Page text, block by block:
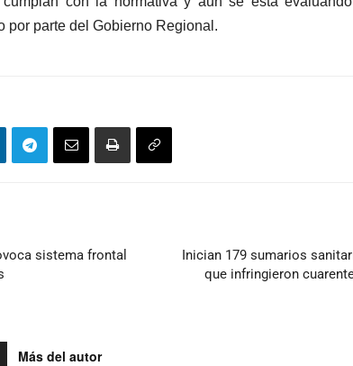
por parte del Gobierno Regional.
sistema frontal
Inician 179 sumarios
que infringieron
Más del autor